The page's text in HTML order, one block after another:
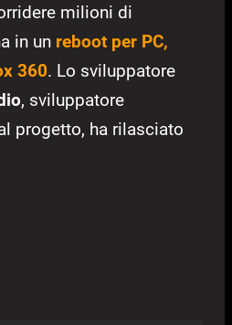
milioni di
in un reboot per PC,
360. Lo sviluppatore
, sviluppatore
progetto, ha rilasciato